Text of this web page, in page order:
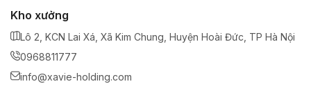
Kho xưởng
Lô 2, KCN Lai Xá, Xã Kim Chung, Huyện Hoài Đức, TP Hà Nội
0968811777
info@xavie-holding.com